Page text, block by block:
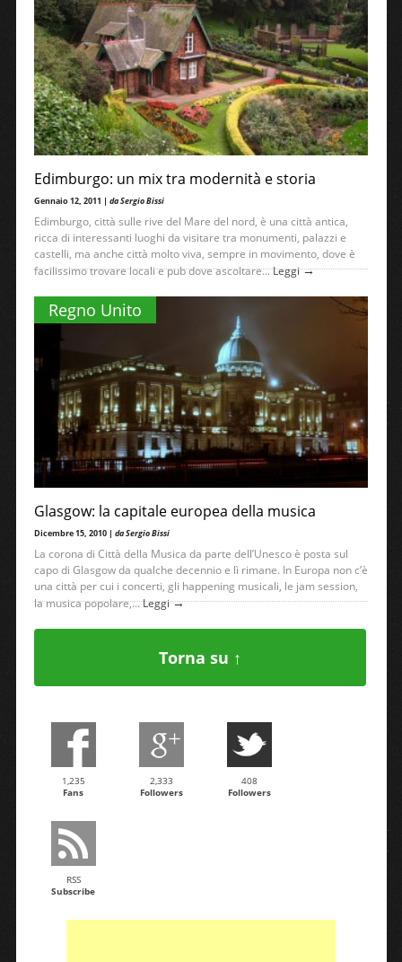
Edimburgo: un mix tra modernità e storia
Gennaio 12, 2011 | da Sergio Bissi
Edimburgo, città sulle rive del Mare del nord, è una città antica,
ricca di interessanti luoghi da visitare tra monumenti, palazzi e
castelli, ma anche città molto viva, sempre in movimento, dove è
facilissimo trovare locali e pub dove ascoltare...Leggi→
Regno Unito
Glasgow: la capitale europea della musica
Dicembre 15, 2010 | da Sergio Bissi
La corona di Città della Musica da parte dell’Unesco è posta sul
capo di Glasgow da qualche decennio e lì rimane. In Europa non c’è
una città per cui i concerti, gli happening musicali, le jam session,
la musica popolare,...Leggi→
Torna su ↑
1,235
Fans
2,333
Followers
408
Followers
RSS
Subscribe